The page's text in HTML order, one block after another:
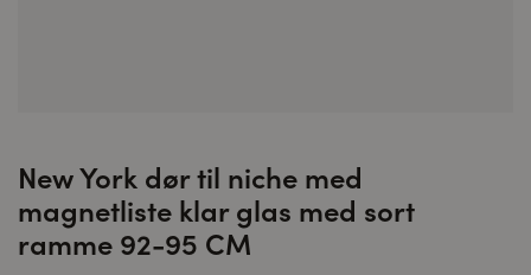
New York dør til niche med
magnetliste klar glas med sort
ramme 92-95 CM